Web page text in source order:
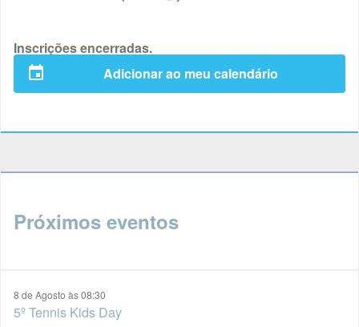
Inscrições encerradas.
Adicionar ao meu calendário
Próximos eventos
8 de Agosto às 08:30
5º Tennis Kids Day